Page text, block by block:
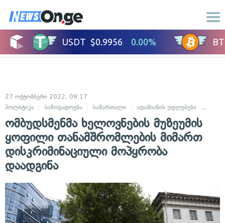
27 ოქტომბერი 2022, 09:17
პოლიტიკა
საზოგადოება სამართალი ადამიანის უფლებები
ომბუდსმენმა ხელოვნების მუზეუმის
ყოფილი თანამშრომლების მიმართ
დისკრიმინაციული მოპყრობა
დაადგინა